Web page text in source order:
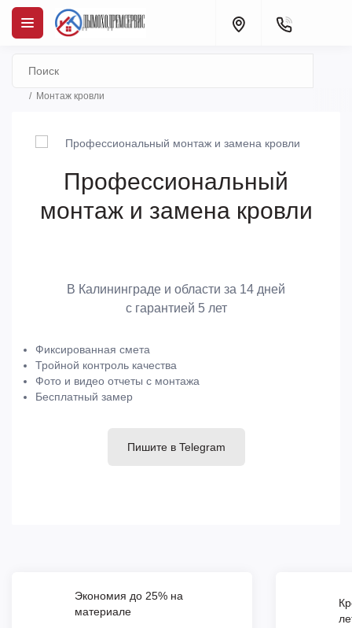
Монтаж кровли
Профессиональный
монтаж и замена кровли
В Калининграде и области за 14 дней
с гарантией 5 лет
Фиксированная смета
Тройной контроль качества
Фото и видео отчеты с монтажа
Бесплатный замер
Пишите в Telegram
Экономия до 25% на
материале